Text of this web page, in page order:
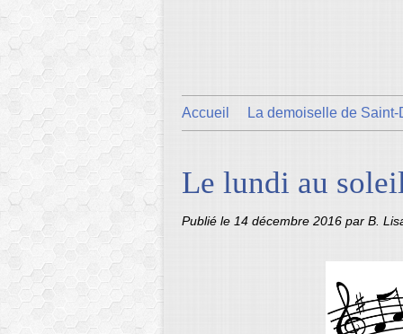
Accueil La demoiselle de Saint-
Le lundi au
Publié le 14 décembre 2016 par B.